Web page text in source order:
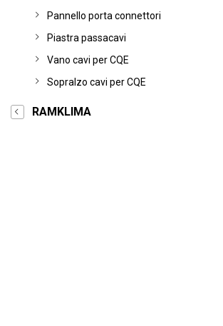
Pannello porta connettori
Piastra passacavi
Vano cavi per CQE
Sopralzo cavi per CQE
RAMKLIMA